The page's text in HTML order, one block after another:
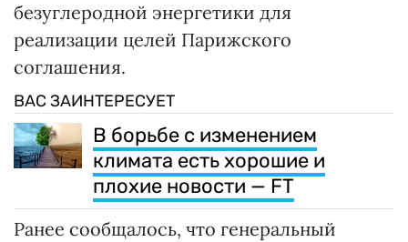
безуглеродной энергетики для
реализации целей Парижского
соглашения.
ВАС ЗАИНТЕРЕСУЕТ
В борьбе с изменением
климата есть хорошие и
плохие новости — FT
Ранее сообщалось, что генеральный